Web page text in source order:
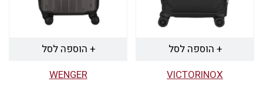
+ הוספה לסל
VICTORINOX
+ הוספה לסל
WENGER